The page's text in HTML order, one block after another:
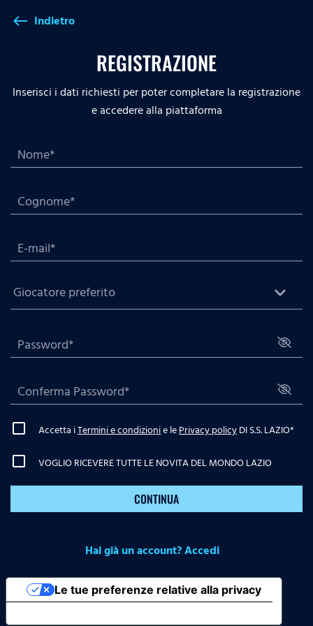
west Indietro
REGISTRAZIONE
Inserisci i dati richiesti per poter completare la registrazione
e accedere alla piattaforma
Accetta iTermini e condizionie lePrivacy policyDI S.S. LAZIO*
VOGLIO RICEVERE TUTTE LE NOVITA DEL MONDO LAZIO
CONTINUA
Hai già un account? Accedi
Le tue preferenze relative alla privacy